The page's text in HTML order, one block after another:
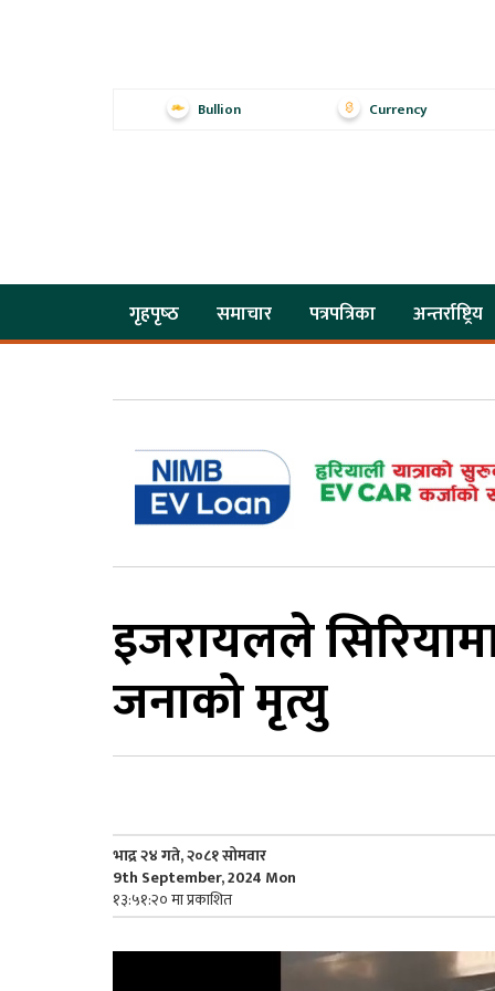
Bullion Currency
गृहपृष्‍ठ समाचार पत्रपत्रिका अन्तर्राष्ट्रिय
इजरायलले
जनाको मृत्यु
भाद्र २४ गते, २०८१ सोमवार
9th September, 2024 Mon
१३:५१:२० मा प्रकाशित